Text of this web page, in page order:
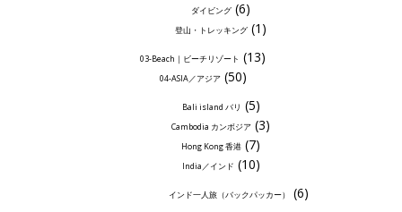
ダイビング (6)
登山・トレッキング (1)
03-Beach｜ビーチリゾート (13)
04-ASIA／アジア(50)
Bali island バリ (5)
Cambodia カンボジア (3)
Hong Kong 香港 (7)
India／インド (10)
インド一人旅（バックパッカー） (6)